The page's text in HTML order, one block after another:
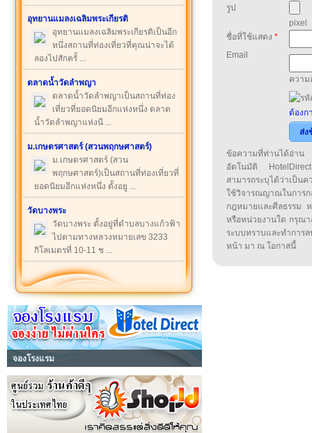
อุทยานแมลงเฉลิมพระเกียรติ
อุทยานแมลงเฉลิมพระเกียรติเป็นอีก
หนึ่งสถานที่ท่องเที่ยวที่คุณน่าจะได้
ลองไปสักครั้ ...
ตลาดน้ำวัดลำพญา
ตลาดน้ำวัดลำพญาเป็นสถานที่ท่อง
เที่ยวที่ยอดนิยมอีกแห่งหนึ่ง ตลาด
น้ำวัดลำพญาแห่งนี ...
ม.เกษตรศาสตร์ (สวนพฤกษศาสตร์)
ม.เกษตรศาสตร์ (สวน
พฤกษศาสตร์)เป็นสถานที่ท่องเที่ยวที่
ยอดนิยมอีกแห่งหนึ่ง ตั้งอยู ...
วัดบางพระ
วัดบางพระ ตั้งอยู่ที่ตำบลบางแก้วฟ้า
ไปตามทางหลวงหมายเลข 3233
กิโลเมตรที่ 10-11 ช ...
จองโรงแรม
รูป
pixel
ชื่อที่ใช้แสดง *
Email
ความ
ต้องก
ส่ง
ข้อความที่ท่านได้อ่าน
อัตโนมัติ
สามารถระบุได้ว่าเป็น
ใช้วิจารณญาณในกา
กฎหมายและศีลธรรม
หรือหน่วยงานใด กรุณา
ระบบทราบและทำกา
หน้า มา ณ โอกาสนี้